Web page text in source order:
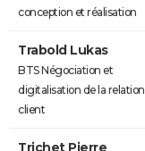
conception et réalisation
Trabold Lukas
BTS Négociation et
digitalisation de la relation
client
Trichet Pierre